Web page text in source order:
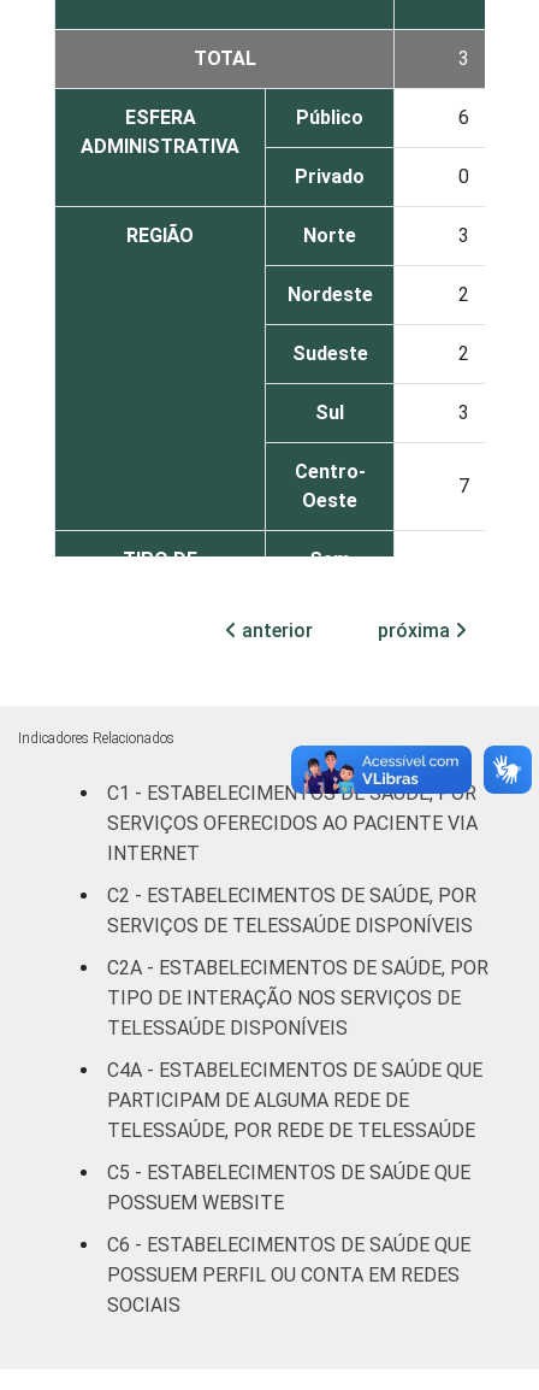
TOTAL 3
ESFERA
ADMINISTRATIVA
Público 6
Privado 0
REGIÃO Norte 3
Nordeste 2
Sudeste 2
Sul 3
Centro-
Oeste
7
TIPO DE
Sem
Com
internação
6
Serviço de
apoio à
diagnose e
terapia
0
IDENTIFICAÇÃO DE
UNIDADE BÁSICA
DE SAÚDE
UBS 5
Não UBS 1
LOCALIZAÇÃO
Interior
anterior próxima
Indicadores Relacionados
C1 - ESTABELECIMENTOS DE SAÚDE, POR
SERVIÇOS OFERECIDOS AO PACIENTE VIA
INTERNET
C2 - ESTABELECIMENTOS DE SAÚDE, POR
SERVIÇOS DE TELESSAÚDE DISPONÍVEIS
C2A - ESTABELECIMENTOS DE SAÚDE, POR
TIPO DE INTERAÇÃO NOS SERVIÇOS DE
TELESSAÚDE DISPONÍVEIS
C4A - ESTABELECIMENTOS DE SAÚDE QUE
PARTICIPAM DE ALGUMA REDE DE
TELESSAÚDE, POR REDE DE TELESSAÚDE
C5 - ESTABELECIMENTOS DE SAÚDE QUE
POSSUEM WEBSITE
C6 - ESTABELECIMENTOS DE SAÚDE QUE
POSSUEM PERFIL OU CONTA EM REDES
SOCIAIS